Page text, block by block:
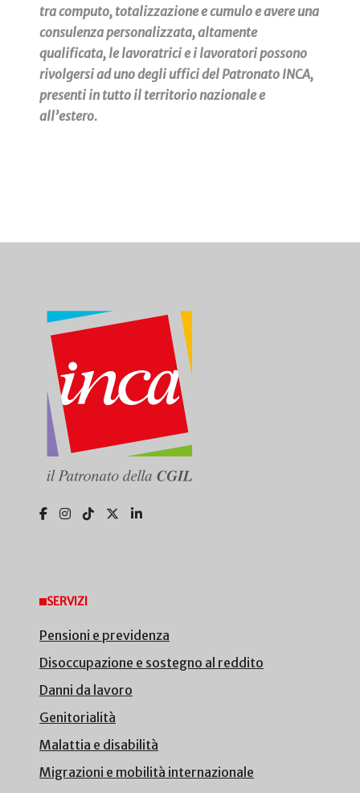
tra computo, totalizzazione e cumulo e avere una
consulenza personalizzata, altamente
qualificata, le lavoratrici e i lavoratori possono
rivolgersi ad uno degli uffici del Patronato INCA,
presenti in tutto il territorio nazionale e
all’estero.
SERVIZI
Pensioni e previdenza
Disoccupazione e sostegno al reddito
Danni da lavoro
Genitorialità
Malattia e disabilità
Migrazioni e mobilità internazionale